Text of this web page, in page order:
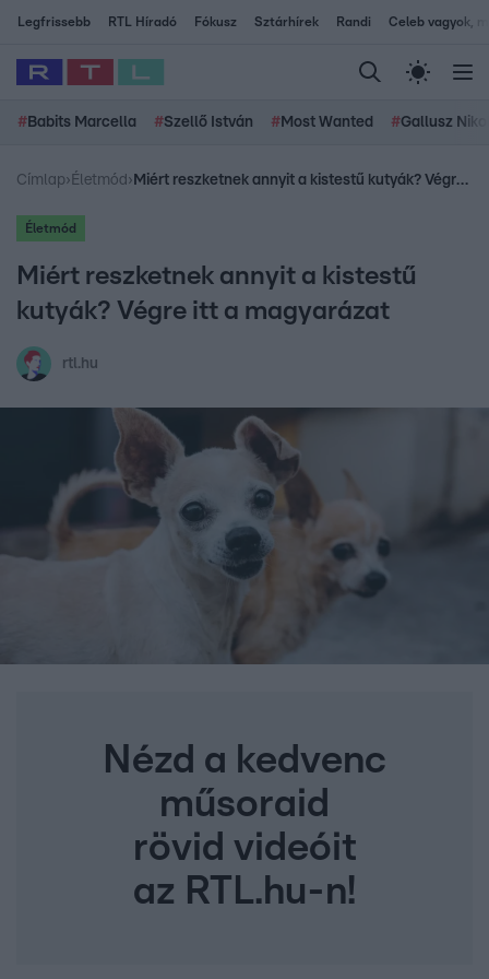
Legfrissebb RTL Híradó Fókusz Sztárhírek Randi Celeb vagyok,
# Babits Marcella #Szellő István # Most Wanted #Gallusz
Címlap› Életmód › Miért reszketnek annyit a kistestű kutyák? Végre itt a magyarázat
Életmód
Miért reszketnek annyit a kistestű
kutyák? Végre itt a magyarázat
rtl.hu
Nézd a kedvenc
műsoraid
rövid videóit
az RTL.hu-n!